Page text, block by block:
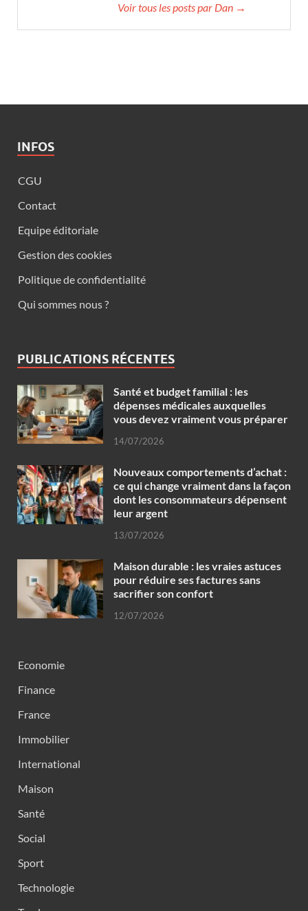
Voir tous les posts par Dan →
INFOS
CGU
Contact
Equipe éditoriale
Gestion des cookies
Politique de confidentialité
Qui sommes nous ?
PUBLICATIONS RÉCENTES
Santé et budget familial : les
dépenses médicales auxquelles
vous devez vraiment vous préparer
14/07/2026
Nouveaux comportements d’achat :
ce qui change vraiment dans la façon
dont les consommateurs dépensent
leur argent
13/07/2026
Maison durable : les vraies astuces
pour réduire ses factures sans
sacrifier son confort
12/07/2026
Economie
Finance
France
Immobilier
International
Maison
Santé
Social
Sport
Technologie